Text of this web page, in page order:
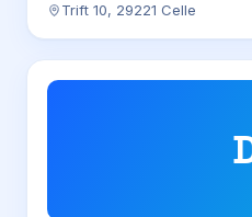
Trift 10, 29221 Celle